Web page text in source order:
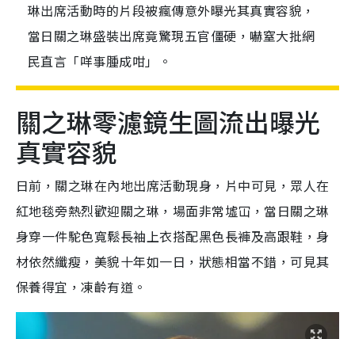
琳出席活動時的片段被瘋傳意外曝光其真實容貌，
當日關之琳盛裝出席竟驚現五官僵硬，嚇窒大批網
民直言「咩事腫成咁」。
關之琳零濾鏡生圖流出曝光
真實容貌
日前，關之琳在內地出席活動現身，片中可見，眾人在
紅地毯旁熱烈歡迎關之琳，場面非常墟冚，當日關之琳
身穿一件駝色寬鬆長袖上衣搭配黑色長褲及高跟鞋，身
材依然纖瘦，美貌十年如一日，狀態相當不錯，可見其
保養得宜，凍齡有道。